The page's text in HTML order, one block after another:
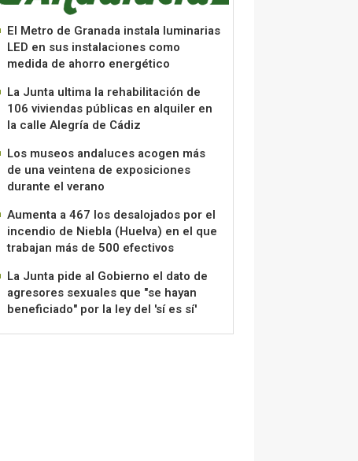
El Metro de Granada instala luminarias
LED en sus instalaciones como
medida de ahorro energético
La Junta ultima la rehabilitación de
106 viviendas públicas en alquiler en
la calle Alegría de Cádiz
Los museos andaluces acogen más
de una veintena de exposiciones
durante el verano
Aumenta a 467 los desalojados por el
incendio de Niebla (Huelva) en el que
trabajan más de 500 efectivos
La Junta pide al Gobierno el dato de
agresores sexuales que "se hayan
beneficiado" por la ley del 'sí es sí'